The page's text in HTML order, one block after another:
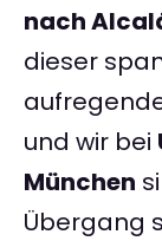
nach
dieser
und wir bei
München
Übergang